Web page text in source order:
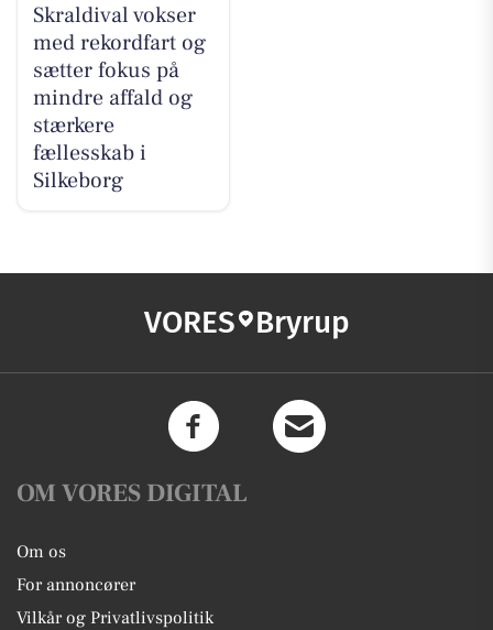
Skraldival vokser
med rekordfart og
sætter fokus på
mindre affald og
stærkere
fællesskab i
Silkeborg
VORES Bryrup
OM VORES DIGITAL
Om os
For annoncører
Vilkår og Privatlivspolitik